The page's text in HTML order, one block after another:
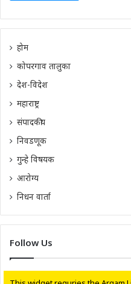
होम
कोपरगाव तालुका
देश-विदेश
महाराष्ट्र
संपादकीय
निवडणूक
गुन्हे विषयक
आरोग्य
निधन वार्ता
Follow Us